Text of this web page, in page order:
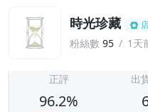
時光珍藏
粉絲數 95 1天
正評
96.2%
出